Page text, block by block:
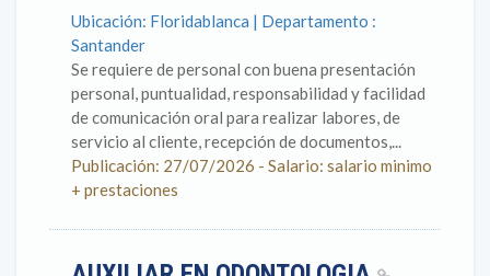
Ubicación: Floridablanca | Departamento :
Santander
Se requiere de personal con buena presentación
personal, puntualidad, responsabilidad y facilidad
de comunicación oral para realizar labores, de
servicio al cliente, recepción de documentos,...
Publicación: 27/07/2026 - Salario: salario minimo
+ prestaciones